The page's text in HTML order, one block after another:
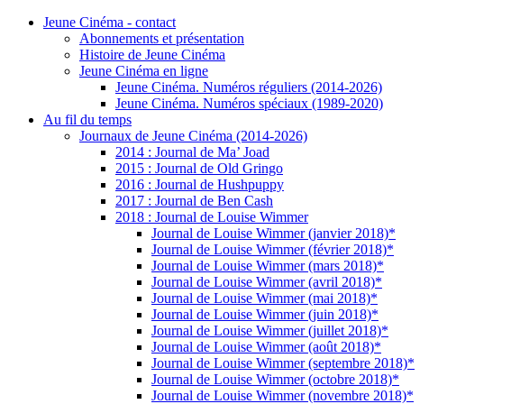
Jeune Cinéma - contact
Abonnements et présentation
Histoire de Jeune Cinéma
Jeune Cinéma en ligne
Jeune Cinéma. Numéros réguliers (2014-2026)
Jeune Cinéma. Numéros spéciaux (1989-2020)
Au fil du temps
Journaux de Jeune Cinéma (2014-2026)
2014 : Journal de Ma’ Joad
2015 : Journal de Old Gringo
2016 : Journal de Hushpuppy
2017 : Journal de Ben Cash
2018 : Journal de Louise Wimmer
Journal de Louise Wimmer (janvier 2018)*
Journal de Louise Wimmer (février 2018)*
Journal de Louise Wimmer (mars 2018)*
Journal de Louise Wimmer (avril 2018)*
Journal de Louise Wimmer (mai 2018)*
Journal de Louise Wimmer (juin 2018)*
Journal de Louise Wimmer (juillet 2018)*
Journal de Louise Wimmer (août 2018)*
Journal de Louise Wimmer (septembre 2018)*
Journal de Louise Wimmer (octobre 2018)*
Journal de Louise Wimmer (novembre 2018)*